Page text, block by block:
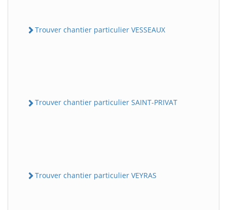
Trouver chantier particulier VESSEAUX
Trouver chantier particulier SAINT-PRIVAT
Trouver chantier particulier VEYRAS